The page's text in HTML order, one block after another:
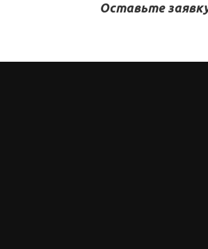
Оставьте